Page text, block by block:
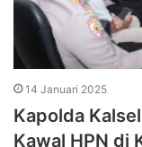
14 Januari 2025
Kapolda
Kawal HPN di